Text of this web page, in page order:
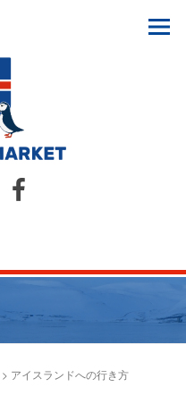
> アイスランドへの行き方